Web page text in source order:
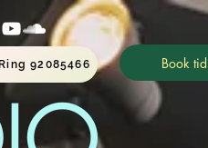
Ring 92085466 Book tid